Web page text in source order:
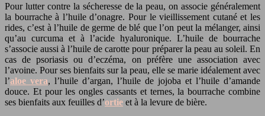
Pour lutter contre la sécheresse de la peau, on associe généralement
la bourrache à l’huile d’onagre. Pour le vieillissement cutané et les
rides, c’est à l’huile de germe de blé que l’on peut la mélanger, ainsi
qu’au curcuma et à l’acide hyaluronique. L’huile de bourrache
s’associe aussi à l’huile de carotte pour préparer la peau au soleil. En
cas de psoriasis ou d’eczéma, on préfère une association avec
l’avoine. Pour ses bienfaits sur la peau, elle se marie idéalement avec
l’aloe vera, l’huile d’argan, l’huile de jojoba et l’huile d’amande
douce. Et pour les ongles cassants et ternes, la bourrache combine
ses bienfaits aux feuilles d’ortie et à la levure de bière.